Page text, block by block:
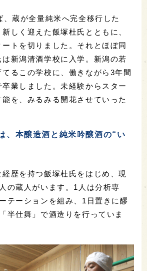
蔵が全量純米へ完全移行した
しく迎えた飯塚杜氏とともに、
トを切りました。それとほぼ同
新潟清酒学校に入学。新潟の若
るこの学校に、働きながら3年間
業しました。未経験からスター
能を、みるみる開花させていった
、本醸造酒と純米吟醸酒の“い
歴を持つ飯塚杜氏をはじめ、現
の蔵人がいます。1人は分析専
テーションを組み、1日置きに醪
半仕舞」で酒造りを行っていま